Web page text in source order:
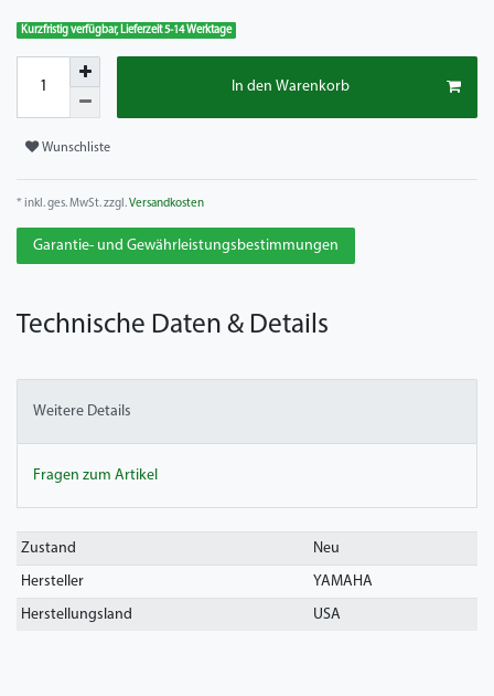
Kurzfristig verfügbar, Lieferzeit 5-14 Werktage
In den Warenkorb
Wunschliste
* inkl. ges. MwSt. zzgl.Versandkosten
Garantie- und Gewährleistungsbestimmungen
Technische Daten & Details
Weitere Details
Fragen zum Artikel
Technisches
Merkmal
Wert
Zustand
Neu
Hersteller
YAMAHA
Herstellungsland
USA